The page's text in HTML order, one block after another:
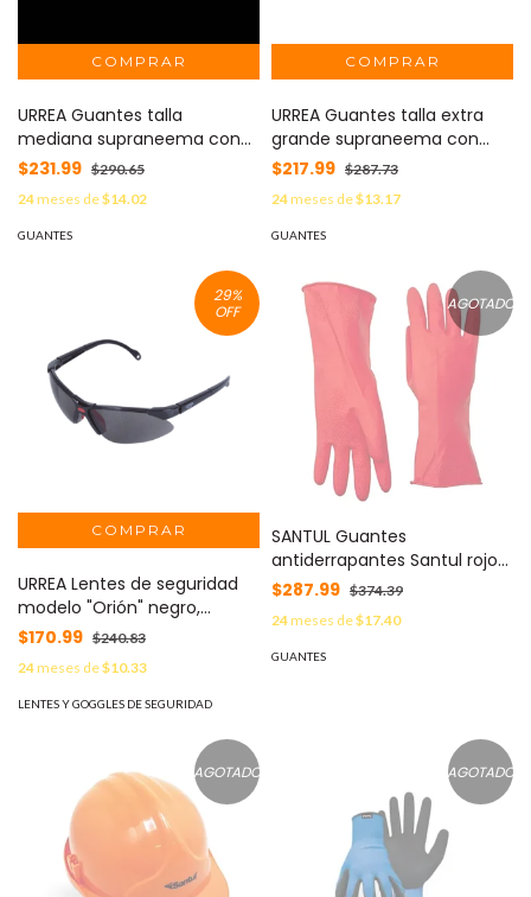
URREA Guantes talla
mediana supraneema con
recubrimiento de nitrilo.
MOD: SYS-USGDM
$231.99 $290.65
24meses de$14.02
GUANTES
URREA Guantes talla extra
grande supraneema con
recubrimiento de nitrilo.
MOD: SYS-USGDX
$217.99 $287.73
24meses de$13.17
GUANTES
29%
OFF
URREA Lentes de seguridad
modelo "Orión" negro,
armazón de plástico. MOD:
SYS-USL006
$170.99 $240.83
24meses de$10.33
LENTES Y GOGGLES DE SEGURIDAD
AGOTADO
SANTUL Guantes
antiderrapantes Santul rojos
medianos MOD: 8851
$287.99 $374.39
24meses de$17.40
GUANTES
AGOTADO AGOTADO